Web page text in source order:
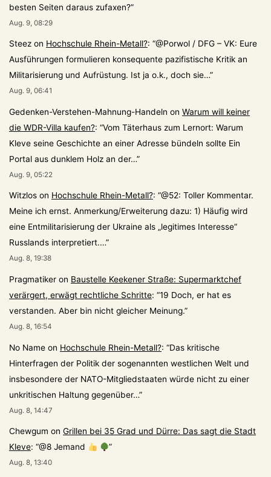
besten Seiten daraus zufaxen?”
Aug. 9, 08:29
Steez on Hochschule Rhein-Metall?: “@Porwol / DFG – VK: Eure
Ausführungen formulieren konsequente pazifistische Kritik an
Militarisierung und Aufrüstung. Ist ja o.k., doch sie…”
Aug. 9, 06:41
Gedenken-Verstehen-Mahnung-Handeln on Warum will keiner
die WDR-Villa kaufen?: “Vom Täterhaus zum Lernort: Warum
Kleve seine Geschichte an einer Adresse bündeln sollte Ein
Portal aus dunklem Holz an der…”
Aug. 9, 05:22
Witzlos on Hochschule Rhein-Metall?: “@52: Toller Kommentar.
Meine ich ernst. Anmerkung/Erweiterung dazu: 1) Häufig wird
eine Entmilitarisierung der Ukraine als „legitimes Interesse“
Russlands interpretiert.…”
Aug. 8, 19:38
Pragmatiker on Baustelle Keekener Straße: Supermarktchef
verärgert, erwägt rechtliche Schritte: “19 Doch, er hat es
verstanden. Aber bin nicht gleicher Meinung.”
Aug. 8, 16:54
No Name on Hochschule Rhein-Metall?: “Das kritische
Hinterfragen der Politik der sogenannten westlichen Welt und
insbesondere der NATO-Mitgliedstaaten würde nicht zu einer
unkritischen Haltung gegenüber…”
Aug. 8, 14:47
Chewgum on Grillen bei 35 Grad und Dürre: Das sagt die Stadt
Kleve: “@8 Jemand ”
Aug. 8, 13:40